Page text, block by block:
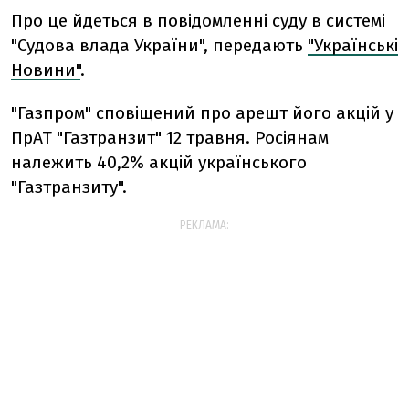
Про це йдеться в повідомленні суду в системі
"Судова влада України", передають "Українські
Новини".
"Газпром" сповіщений про арешт його акцій у
ПрАТ "Газтранзит" 12 травня. Росіянам
належить 40,2% акцій українського
"Газтранзиту".
РЕКЛАМА: